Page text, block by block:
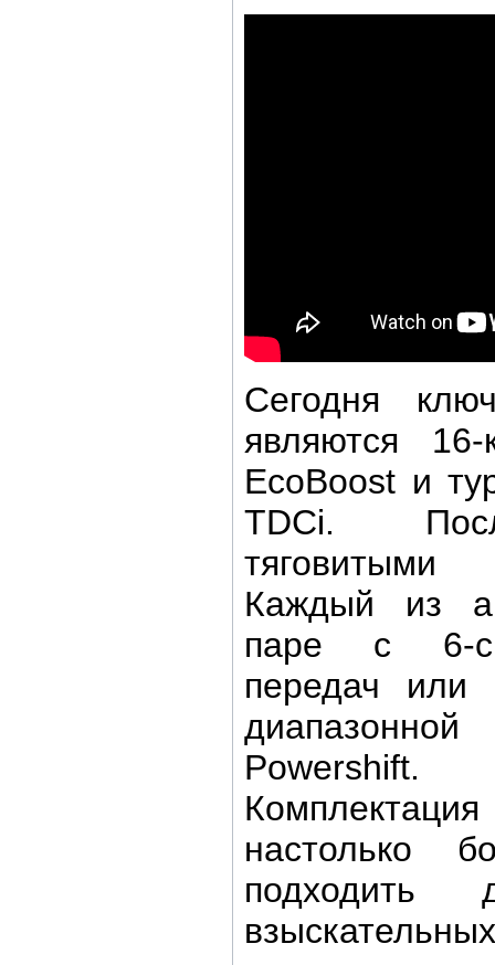
Сегодня
являются 16-
EcoBoost и
TDCi.
Каждый из
паре с 6-
передач или
настолько